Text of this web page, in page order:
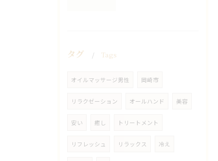
タグ Tags
オイルマッサージ男性 岡崎市
リラクゼーション オールハンド 美容
安い 癒し トリートメント
リフレッシュ リラックス 冷え